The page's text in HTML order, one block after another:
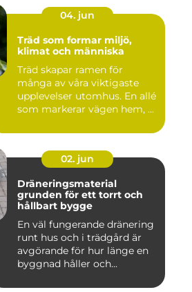
04. jun
Träd som formar miljö,
klimat och människa
Träd skapar ramen för
många av våra viktigaste
upplevelser utomhus. En allé
som markerar vägen hem, ...
02. jun
Dräneringsmaterial
grunden för ett torrt och
hållbart bygge
En väl fungerande dränering
runt hus och i trädgård är
avgörande för hur länge en
byggnad håller och...